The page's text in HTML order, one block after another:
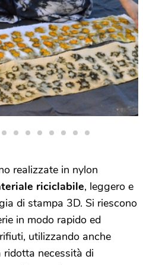
realizzate in nylon
riciclabile, leggero e
di stampa 3D. Si riescono
in modo rapido ed
utilizzando anche
ridotta necessità di